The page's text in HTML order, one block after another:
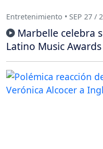
Entretenimiento • SEP 27 /
Marbelle celebra
Latino Music